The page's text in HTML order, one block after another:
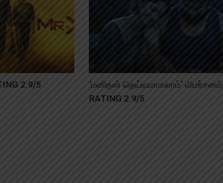
2.9/5
‘மனிதன் தெய்வமாகலாம்’ விமர்சனம்
RATING 2.9/5